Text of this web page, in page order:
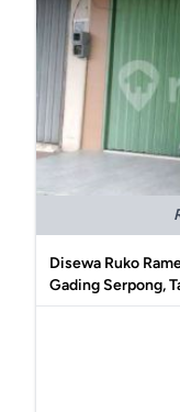
Disewa Ruko
Gading Serpong,